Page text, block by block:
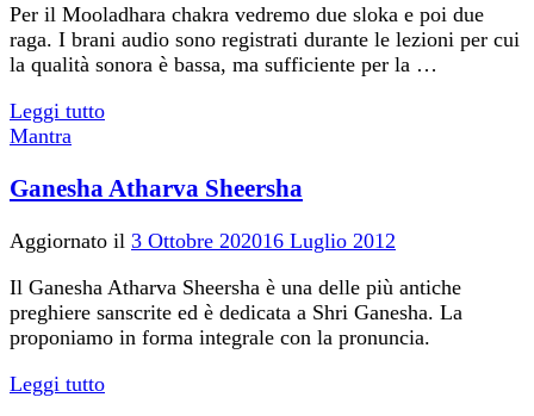
Per il Mooladhara chakra vedremo due sloka e poi due
raga. I brani audio sono registrati durante le lezioni per cui
la qualità sonora è bassa, ma sufficiente per la …
Leggi tutto
Mantra
Ganesha Atharva Sheersha
Aggiornato il 3 Ottobre 202016 Luglio 2012
Il Ganesha Atharva Sheersha è una delle più antiche
preghiere sanscrite ed è dedicata a Shri Ganesha. La
proponiamo in forma integrale con la pronuncia.
Leggi tutto